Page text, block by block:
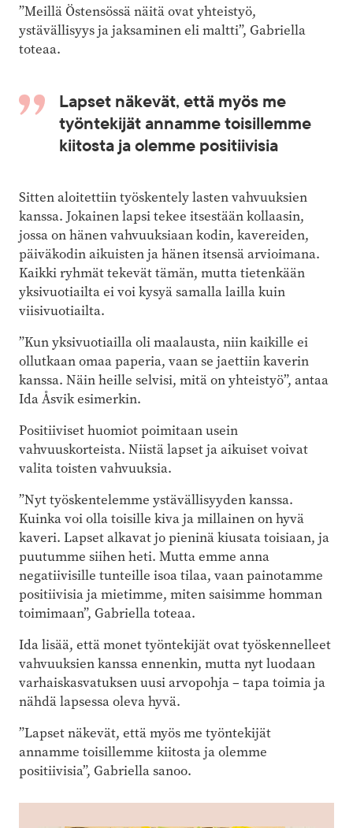
”Meillä Östensössä näitä ovat yhteistyö,
ystävällisyys ja jaksaminen eli maltti”, Gabriella
toteaa.
Lapset näkevät, että myös me
työntekijät annamme toisillemme
kiitosta ja olemme positiivisia
Sitten aloitettiin työskentely lasten vahvuuksien
kanssa. Jokainen lapsi tekee itsestään kollaasin,
jossa on hänen vahvuuksiaan kodin, kavereiden,
päiväkodin aikuisten ja hänen itsensä arvioi­mana.
Kaikki ryhmät tekevät tämän, mutta tietenkään
yksivuotiailta ei voi kysyä samalla lailla kuin
viisivuotiailta.
”Kun yksivuotiailla oli maalausta, niin kaikille ei
ollutkaan omaa paperia, vaan se jaettiin kaverin
kanssa. Näin heille selvisi, mitä on yhteistyö”, antaa
Ida Åsvik esimerkin.
Positiiviset huomiot poimitaan usein
vahvuuskorteista. Niistä lapset ja aikuiset voivat
valita toisten vahvuuksia.
”Nyt työskentelemme ystävällisyyden kanssa.
Kuinka voi olla toisille kiva ja millainen on hyvä
kaveri. Lapset alkavat jo pieninä kiusata toisiaan, ja
puutumme siihen heti. Mutta emme anna
negatiivisille tunteille isoa tilaa, vaan painotamme
positiivisia ja mietimme, miten saisimme homman
toimimaan”, Gabriella toteaa.
Ida lisää, että monet työntekijät ovat työskennelleet
vahvuuksien kanssa ennenkin, mutta nyt luodaan
varhaiskasvatuksen uusi arvopohja – tapa toimia ja
nähdä lapsessa oleva hyvä.
”Lapset näkevät, että myös me työntekijät
annamme toisillemme kiitosta ja olemme
positiivisia”, Gabriella sanoo.